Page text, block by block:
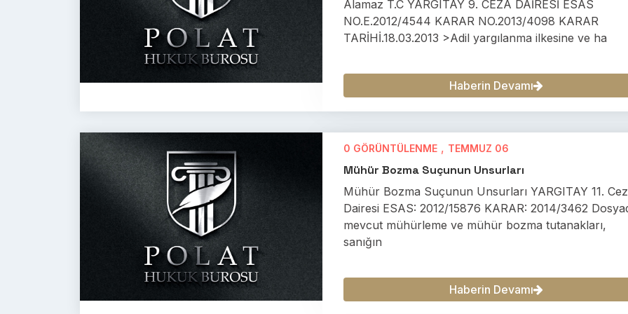
Alamaz T.C YARGITAY 9. CEZA DAİRESİ ESAS
NO.E.2012/4544 KARAR NO.2013/4098 KARAR
TARİHİ.18.03.2013 >Adil yargılanma ilkesine ve ha
Haberin Devamı
0 GÖRÜNTÜLENME , TEMMUZ 06
Mühür Bozma Suçunun Unsurları
Mühür Bozma Suçunun Unsurları YARGITAY 11.
Dairesi ESAS: 2012/15876 KARAR: 2014/3462
mevcut mühürleme ve mühür bozma tutanakları,
sanığın
Haberin Devamı